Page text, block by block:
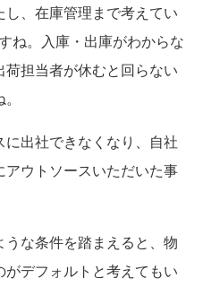
、在庫管理まで考えてい
ね。入庫・出庫がわからな
荷担当者が休むと回らない
出社できなくなり、自社
ウトソースいただいた事
な条件を踏まえると、物
デフォルトと考えてもい